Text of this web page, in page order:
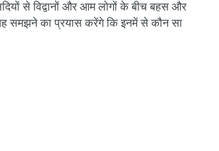
से विद्वानों और आम लोगों के बीच बहस और
समझने का प्रयास करेंगे कि इनमें से कौन सा